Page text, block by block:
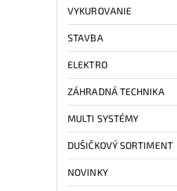
VYKUROVANIE
STAVBA
ELEKTRO
ZÁHRADNÁ TECHNIKA
MULTI SYSTÉMY
DUŠIČKOVÝ SORTIMENT
NOVINKY